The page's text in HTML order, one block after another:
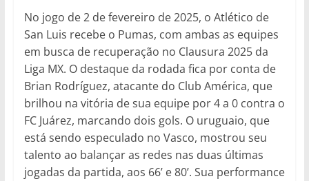
No jogo de 2 de fevereiro de 2025, o Atlético de
San Luis recebe o Pumas, com ambas as equipes
em busca de recuperação no Clausura 2025 da
Liga MX. O destaque da rodada fica por conta de
Brian Rodríguez, atacante do Club América, que
brilhou na vitória de sua equipe por 4 a 0 contra o
FC Juárez, marcando dois gols. O uruguaio, que
está sendo especulado no Vasco, mostrou seu
talento ao balançar as redes nas duas últimas
jogadas da partida, aos 66’ e 80’. Sua performance